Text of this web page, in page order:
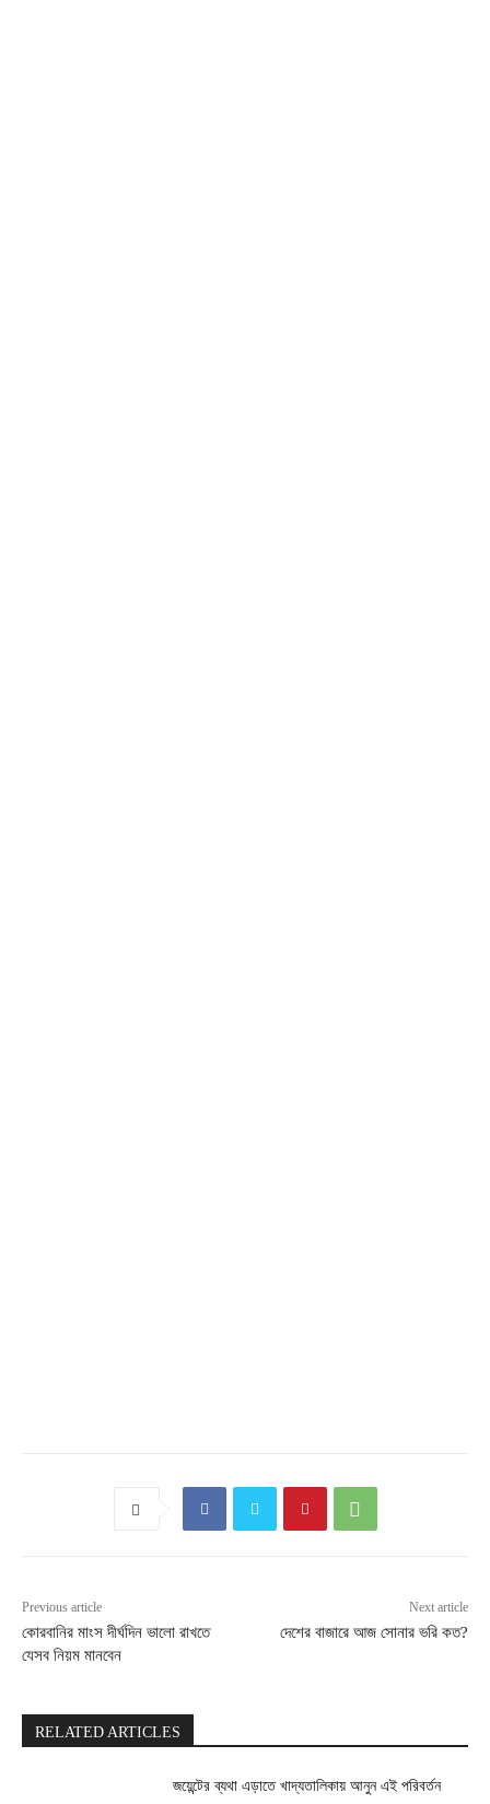
Previous article
কোরবানির মাংস দীর্ঘদিন ভালো রাখতে
যেসব নিয়ম মানবেন
Next article
দেশের বাজারে আজ সোনার ভরি কত?
RELATED ARTICLES
জয়েন্টের ব্যথা এড়াতে খাদ্যতালিকায় আনুন এই পরিবর্তন